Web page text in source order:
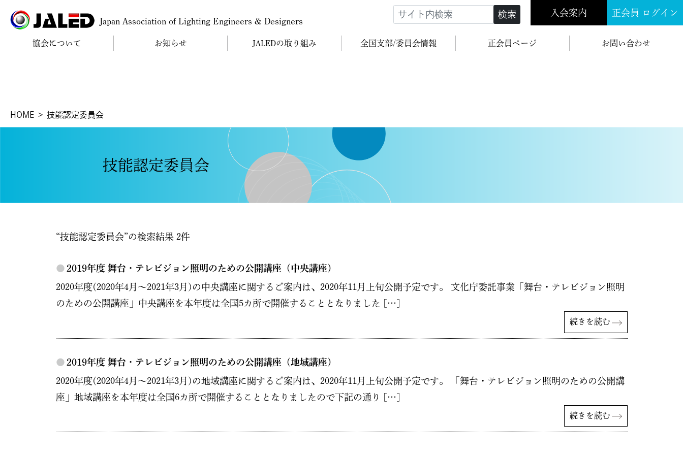
Japan Association of Lighting Engineers & Designers
検索 入会案内 正会員 ログイン
協会について お知らせ JALEDの取り組み 全国支部/委員会情報 正会員ページ お問い合わせ
HOME 技能認定委員会
技能認定委員会
“技能認定委員会”の検索結果 2件
● 2019年度 舞台・テレビジョン照明のための公開講座（中央講座）
2020年度(2020年4月～2021年3月)の中央講座に関するご案内は、2020年11月上旬公開予定です。 文化庁委託事業「舞台・テレビジョン照明
のための公開講座」中央講座を本年度は全国5カ所で開催することとなりました […]
続きを読む
● 2019年度 舞台・テレビジョン照明のための公開講座（地域講座）
2020年度(2020年4月～2021年3月)の地域講座に関するご案内は、2020年11月上旬公開予定です。 「舞台・テレビジョン照明のための公開講
座」地域講座を本年度は全国6カ所で開催することとなりましたので下記の通り […]
続きを読む